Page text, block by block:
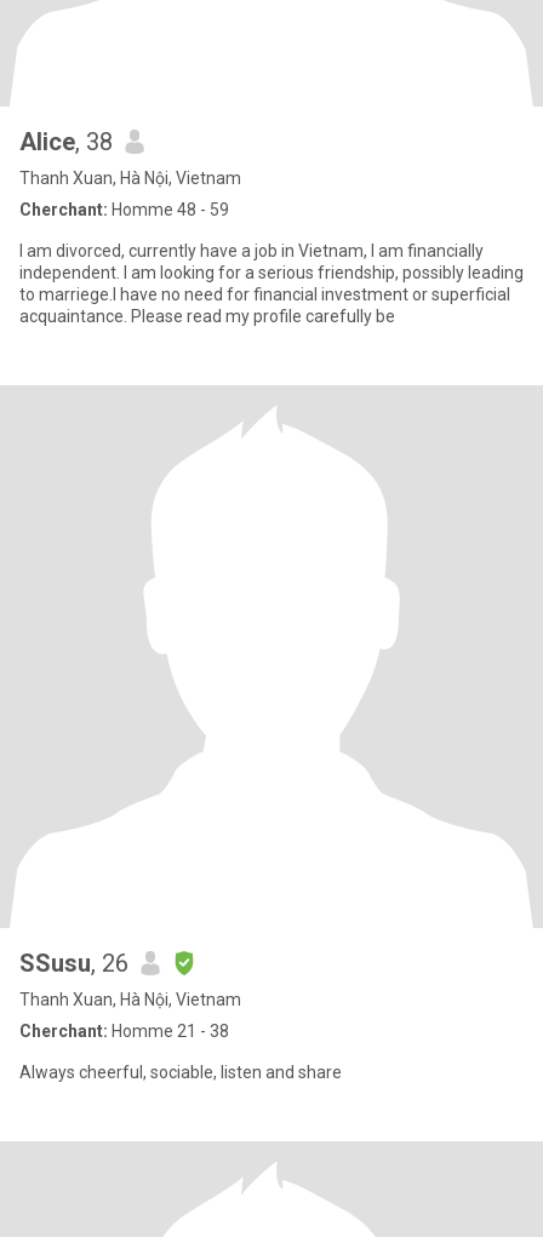
Alice, 38
Thanh Xuan, Hà Nội, Vietnam
Cherchant: Homme 48 - 59
I am divorced, currently have a job in Vietnam, I am financially
independent. I am looking for a serious friendship, possibly leading
to marriege.I have no need for financial investment or superficial
acquaintance. Please read my profile carefully be
SSusu, 26
Thanh Xuan, Hà Nội, Vietnam
Cherchant: Homme 21 - 38
Always cheerful, sociable, listen and share